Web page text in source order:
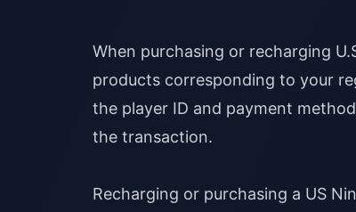
When purchasing or recharging
products corresponding to your
the player ID and payment
the transaction.
Recharging or purchasing a US